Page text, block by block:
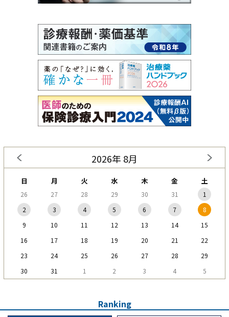
2026年 8月
日 月 火 水 木 金 土
26 27 28 29 30 31
1
2
3 4 5 6 7
8
9
10 11 12 13 14
15
16
17 18 19 20 21
22
23
24 25 26 27 28
29
30
31 1 2 3 4 5
Ranking